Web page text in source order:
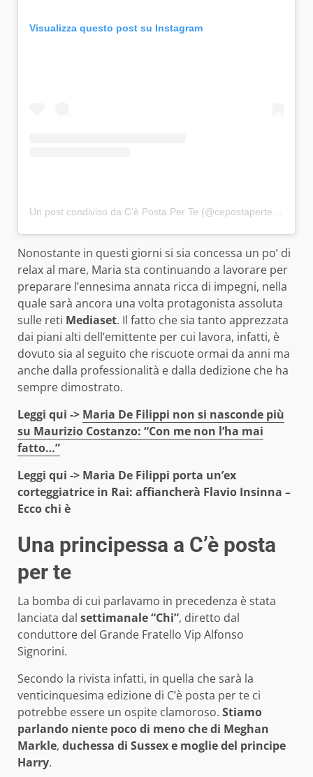
Visualizza questo post su Instagram
Un post condiviso da C’è Posta Per Te (@cepostaperteufficiale)
Nonostante in questi giorni si sia concessa un po’ di
relax al mare, Maria sta continuando a lavorare per
preparare l’ennesima annata ricca di impegni, nella
quale sarà ancora una volta protagonista assoluta
sulle reti Mediaset. Il fatto che sia tanto apprezzata
dai piani alti dell’emittente per cui lavora, infatti, è
dovuto sia al seguito che riscuote ormai da anni ma
anche dalla professionalità e dalla dedizione che ha
sempre dimostrato.
Leggi qui -> Maria De Filippi non si nasconde più
su Maurizio Costanzo: “Con me non l’ha mai
fatto…”
Leggi qui -> Maria De Filippi porta un’ex
corteggiatrice in Rai: affiancherà Flavio Insinna –
Ecco chi è
Una principessa a C’è posta
per te
La bomba di cui parlavamo in precedenza è stata
lanciata dal settimanale “Chi”, diretto dal
conduttore del Grande Fratello Vip Alfonso
Signorini.
Secondo la rivista infatti, in quella che sarà la
venticinquesima edizione di C’è posta per te ci
potrebbe essere un ospite clamoroso. Stiamo
parlando niente poco di meno che di Meghan
Markle, duchessa di Sussex e moglie del principe
Harry.